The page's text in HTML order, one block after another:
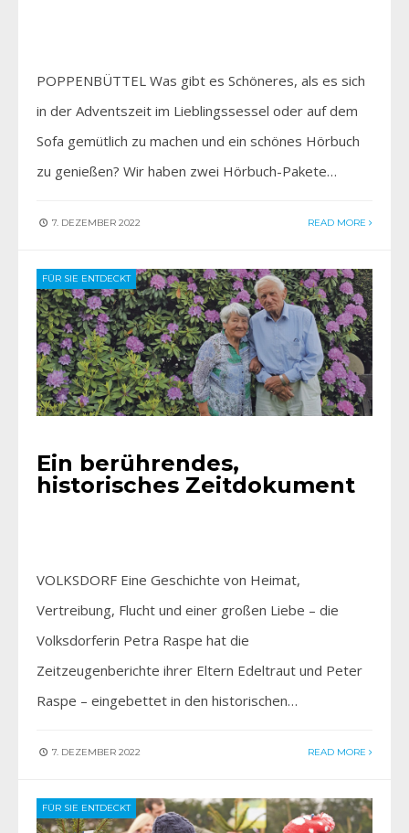
POPPENBÜTTEL Was gibt es Schöneres, als es sich
in der Adventszeit im Lieblingssessel oder auf dem
Sofa gemütlich zu machen und ein schönes Hörbuch
zu genießen? Wir haben zwei Hörbuch-Pakete…
7. DEZEMBER 2022 READ MORE
FÜR SIE ENTDECKT
Ein berührendes,
historisches Zeitdokument
VOLKSDORF Eine Geschichte von Heimat,
Vertreibung, Flucht und einer großen Liebe – die
Volksdorferin Petra Raspe hat die
Zeitzeugenberichte ihrer Eltern Edeltraut und Peter
Raspe – eingebettet in den historischen…
7. DEZEMBER 2022 READ MORE
FÜR SIE ENTDECKT